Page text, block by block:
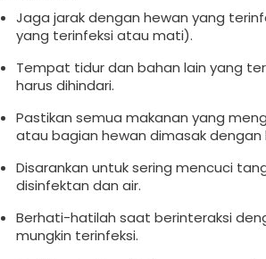
Jaga jarak dengan hewan yang
yang terinfeksi atau mati).
Tempat tidur dan bahan lain yang
harus dihindari.
Pastikan semua makanan yang
atau bagian hewan dimasak dengan
Disarankan untuk sering mencuci
disinfektan dan air.
Berhati-hatilah saat berinteraksi
mungkin terinfeksi.